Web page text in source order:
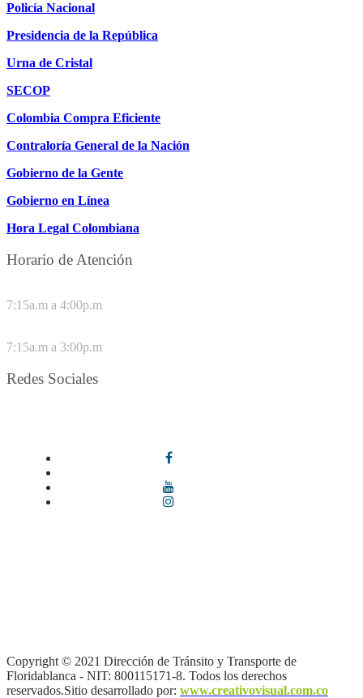
Policía Nacional
Presidencia de la República
Urna de Cristal
SECOP
Colombia Compra Eficiente
Contraloría General de la Nación
Gobierno de la Gente
Gobierno en Línea
Hora Legal Colombiana
Horario de Atención
7:15a.m a 4:00p.m
7:15a.m a 3:00p.m
Redes Sociales
Copyright © 2021 Dirección de Tránsito y Transporte de
Floridablanca - NIT: 800115171-8. Todos los derechos
reservados.Sitio desarrollado por: www.creativovisual.com.co